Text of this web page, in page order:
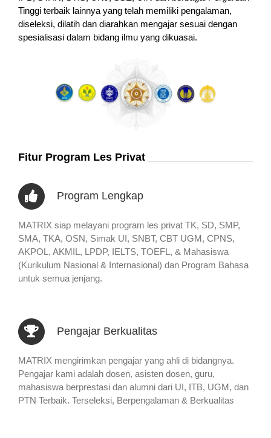
Tinggi terbaik lainnya yang telah memiliki pengalaman,
diseleksi, dilatih dan diarahkan mengajar sesuai dengan
spesialisasi dalam bidang ilmu yang dikuasai.
Fitur Program Les Privat
Program Lengkap
MATRIX siap melayani program les privat TK, SD, SMP,
SMA, TKA, OSN, Simak UI, SNBT, CBT UGM, CPNS,
AKPOL, AKMIL, LPDP, IELTS, TOEFL, & Mahasiswa
(Kurikulum Nasional & Internasional) dan Program Bahasa
untuk semua jenjang.
Pengajar Berkualitas
MATRIX mengirimkan pengajar yang ahli di bidangnya.
Pengajar kami adalah dosen, asisten dosen, guru,
mahasiswa berprestasi dan alumni dari UI, ITB, UGM, dan
PTN Terbaik. Terseleksi, Berpengalaman & Berkualitas